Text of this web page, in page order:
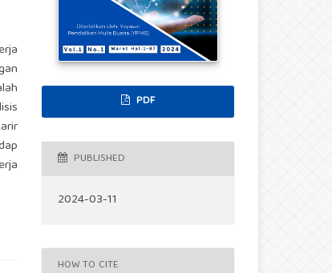
PDF
PUBLISHED
2024-03-11
HOW TO CITE